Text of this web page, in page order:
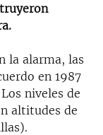
la alarma, las
en 1987
niveles de
altitudes de